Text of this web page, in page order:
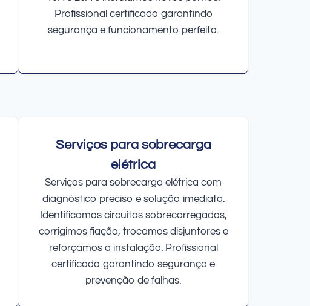
Profissional certificado garantindo
segurança e funcionamento perfeito.
Serviços para sobrecarga
elétrica
Serviços para sobrecarga elétrica com
diagnóstico preciso e solução imediata.
Identificamos circuitos sobrecarregados,
corrigimos fiação, trocamos disjuntores e
reforçamos a instalação. Profissional
certificado garantindo segurança e
prevenção de falhas.